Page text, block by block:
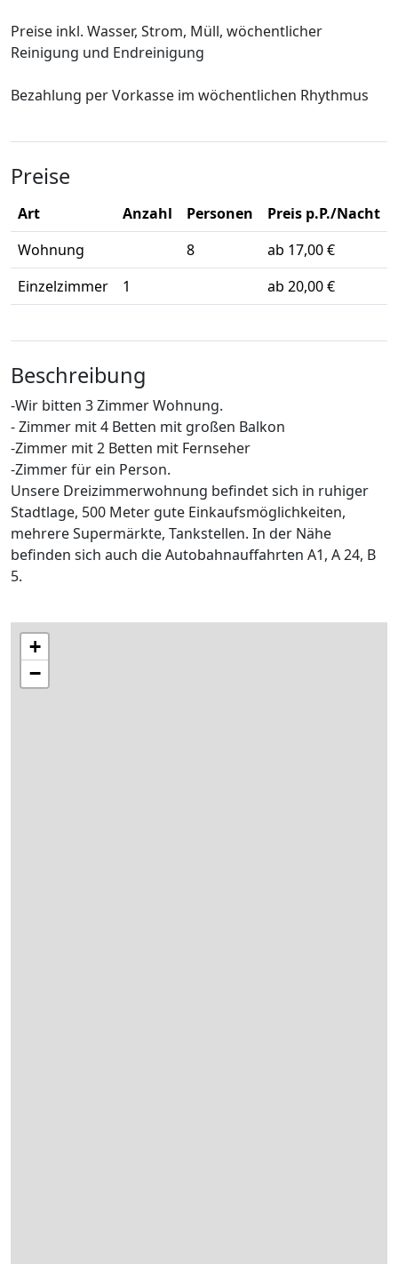
Preise inkl. Wasser, Strom, Müll, wöchentlicher
Reinigung und Endreinigung
Bezahlung per Vorkasse im wöchentlichen Rhythmus
Preise
Art Anzahl Personen
Preis p.P./Nacht
Wohnung
8
ab 17,00 €
Einzelzimmer
1 ab 20,00 €
Beschreibung
-Wir bitten 3 Zimmer Wohnung.
- Zimmer mit 4 Betten mit großen Balkon
-Zimmer mit 2 Betten mit Fernseher
-Zimmer für ein Person.
Unsere Dreizimmerwohnung befindet sich in ruhiger
Stadtlage, 500 Meter gute Einkaufsmöglichkeiten,
mehrere Supermärkte, Tankstellen. In der Nähe
befinden sich auch die Autobahnauffahrten A1, A 24, B
5.
+
−